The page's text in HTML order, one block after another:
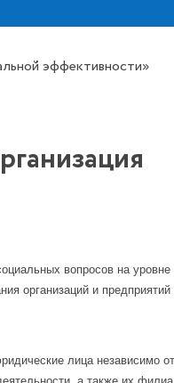
эффективности»
вопросов на уровне
организаций и предприятий
лица независимо от